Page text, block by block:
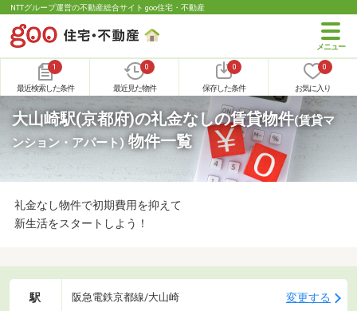
NTTグループ運営の不動産総合サイト goo住宅・不動産
1
最近検索した条件
0
最近見た物件
0
保存した条件
0
お気に入り
大山崎駅(京都府)の礼金なしの賃貸物件(賃貸マ
ンション・アパート) 物件一覧
礼金なし物件で初期費用を抑えて
新生活をスタートしよう！
駅 阪急電鉄京都線/大山崎 変更する